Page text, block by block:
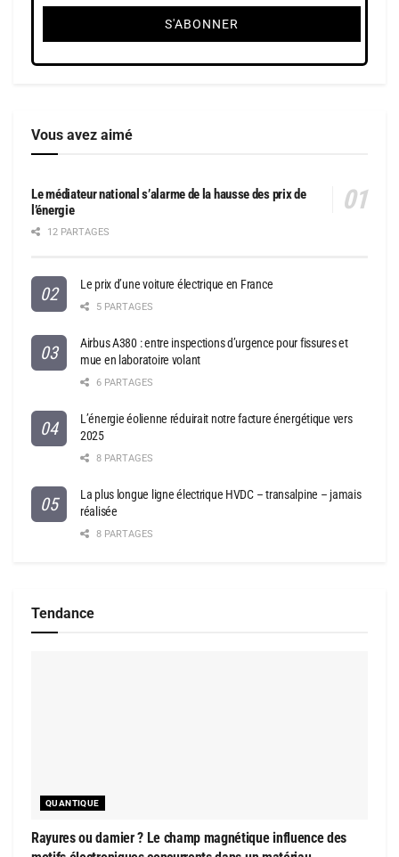
Vous avez aimé
Le médiateur national s’alarme de la hausse des prix de
l’énergie
12 PARTAGES
Le prix d’une voiture électrique en France
5 PARTAGES
Airbus A380 : entre inspections d’urgence pour fissures et
mue en laboratoire volant
6 PARTAGES
L’énergie éolienne réduirait notre facture énergétique vers
2025
8 PARTAGES
La plus longue ligne électrique HVDC – transalpine – jamais
réalisée
8 PARTAGES
Tendance
QUANTIQUE
Rayures ou damier ? Le champ magnétique influence des